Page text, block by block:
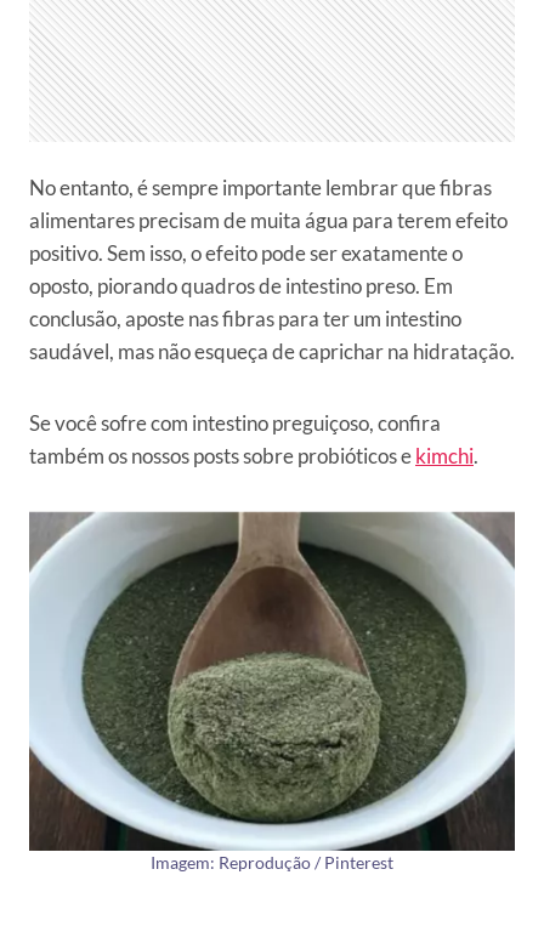
No entanto, é sempre importante lembrar que fibras
alimentares precisam de muita água para terem efeito
positivo. Sem isso, o efeito pode ser exatamente o
oposto, piorando quadros de intestino preso. Em
conclusão, aposte nas fibras para ter um intestino
saudável, mas não esqueça de caprichar na hidratação.
Se você sofre com intestino preguiçoso, confira
também os nossos posts sobre probióticos ekimchi.
Imagem: Reprodução / Pinterest